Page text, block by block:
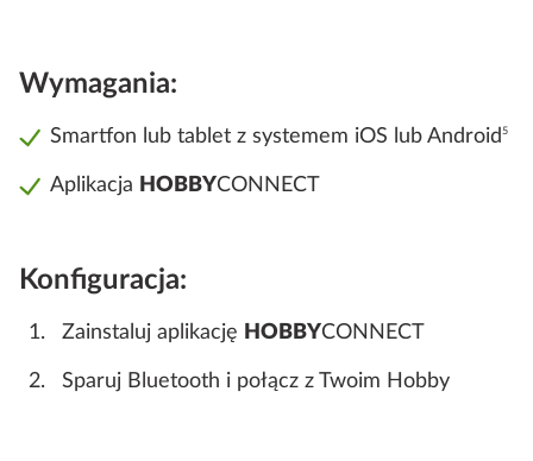
Wymagania:
Smartfon lub tablet z systemem iOS lub Android 5
Aplikacja HOBBYCONNECT
Konfiguracja:
Zainstaluj aplikację HOBBYCONNECT
Sparuj Bluetooth i połącz z Twoim Hobby